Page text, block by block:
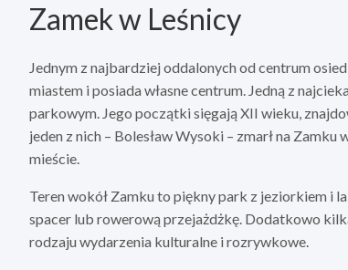
Zamek w Leśnicy
Jednym z najbardziej oddalonych od centrum
miastem i posiada własne centrum. Jedną z
parkowym. Jego początki sięgają XII wieku,
jeden z nich – Bolesław Wysoki – zmarł na
mieście.
Teren wokół Zamku to piękny park z jeziorkiem i
spacer lub rowerową przejażdżkę. Dodatkowo
rodzaju wydarzenia kulturalne i rozrywkowe.